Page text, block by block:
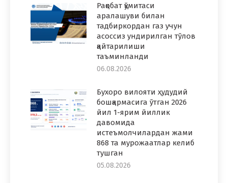
Рақобат қўмитаси
аралашуви билан
тадбиркордан газ учун
асоссиз ундирилган тўлов
қайтарилиши
таъминланди
06.08.2026
Бухоро вилояти ҳудудий
бошқармасига ўтган 2026
йил 1-ярим йиллик
давомида
истеъмолчилардан жами
868 та мурожаатлар келиб
тушган
05.08.2026